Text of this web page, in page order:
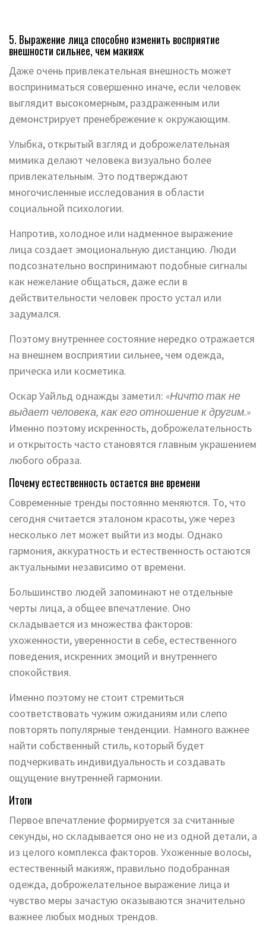
5. Выражение лица способно изменить восприятие
внешности сильнее, чем макияж
Даже очень привлекательная внешность может
восприниматься совершенно иначе, если человек
выглядит высокомерным, раздраженным или
демонстрирует пренебрежение к окружающим.
Улыбка, открытый взгляд и доброжелательная
мимика делают человека визуально более
привлекательным. Это подтверждают
многочисленные исследования в области
социальной психологии.
Напротив, холодное или надменное выражение
лица создает эмоциональную дистанцию. Люди
подсознательно воспринимают подобные сигналы
как нежелание общаться, даже если в
действительности человек просто устал или
задумался.
Поэтому внутреннее состояние нередко отражается
на внешнем восприятии сильнее, чем одежда,
прическа или косметика.
Оскар Уайльд однажды заметил: «Ничто так не
выдает человека, как его отношение к другим.»
Именно поэтому искренность, доброжелательность
и открытость часто становятся главным украшением
любого образа.
Почему естественность остается вне времени
Современные тренды постоянно меняются. То, что
сегодня считается эталоном красоты, уже через
несколько лет может выйти из моды. Однако
гармония, аккуратность и естественность остаются
актуальными независимо от времени.
Большинство людей запоминают не отдельные
черты лица, а общее впечатление. Оно
складывается из множества факторов:
ухоженности, уверенности в себе, естественного
поведения, искренних эмоций и внутреннего
спокойствия.
Именно поэтому не стоит стремиться
соответствовать чужим ожиданиям или слепо
повторять популярные тенденции. Намного важнее
найти собственный стиль, который будет
подчеркивать индивидуальность и создавать
ощущение внутренней гармонии.
Итоги
Первое впечатление формируется за считанные
секунды, но складывается оно не из одной детали, а
из целого комплекса факторов. Ухоженные волосы,
естественный макияж, правильно подобранная
одежда, доброжелательное выражение лица и
чувство меры зачастую оказываются значительно
важнее любых модных трендов.